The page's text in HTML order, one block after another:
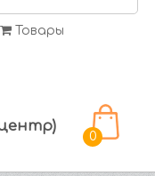
Товары
центр)
0